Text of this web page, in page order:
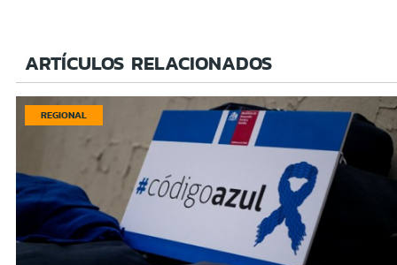
ARTÍCULOS RELACIONADOS
REGIONAL